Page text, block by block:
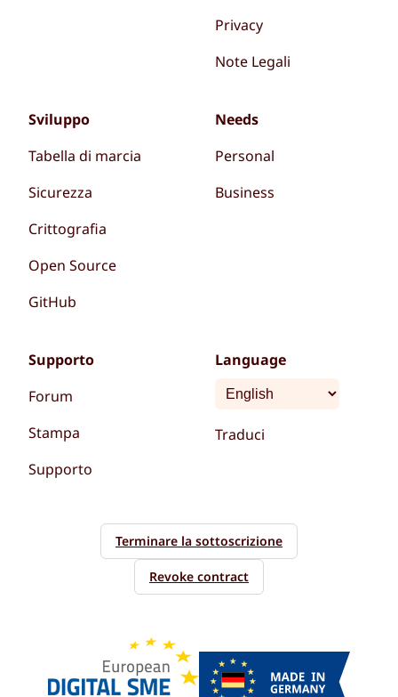
Privacy
Note Legali
Sviluppo
Tabella di marcia
Sicurezza
Crittografia
Open Source
GitHub
Needs
Personal
Business
Supporto
Forum
Stampa
Supporto
Language
Traduci
Terminare la sottoscrizione
Revoke contract